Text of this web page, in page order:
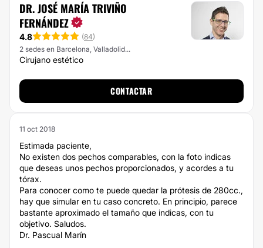
DR. JOSÉ MARÍA TRIVIÑO
FERNÁNDEZ
4.8 (84)
2 sedes en Barcelona, Valladolid...
Cirujano estético
CONTACTAR
11 oct 2018
Estimada paciente,
No existen dos pechos comparables, con la foto indicas
que deseas unos pechos proporcionados, y acordes a tu
tórax.
Para conocer como te puede quedar la prótesis de 280cc.,
hay que simular en tu caso concreto. En principio, parece
bastante aproximado el tamaño que indicas, con tu
objetivo. Saludos.
Dr. Pascual Marín